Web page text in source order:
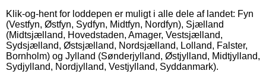
Klik-og-hent for loddepen er muligt i alle dele af landet: Fyn
(Vestfyn, Østfyn, Sydfyn, Midtfyn, Nordfyn), Sjælland
(Midtsjælland, Hovedstaden, Amager, Vestsjælland,
Sydsjælland, Østsjælland, Nordsjælland, Lolland, Falster,
Bornholm) og Jylland (Sønderjylland, Østjylland, Midtjylland,
Sydjylland, Nordjylland, Vestjylland, Syddanmark).